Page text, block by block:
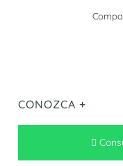
CONOZCA +